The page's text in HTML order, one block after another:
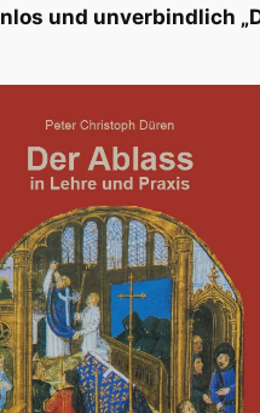
und unverbindlich